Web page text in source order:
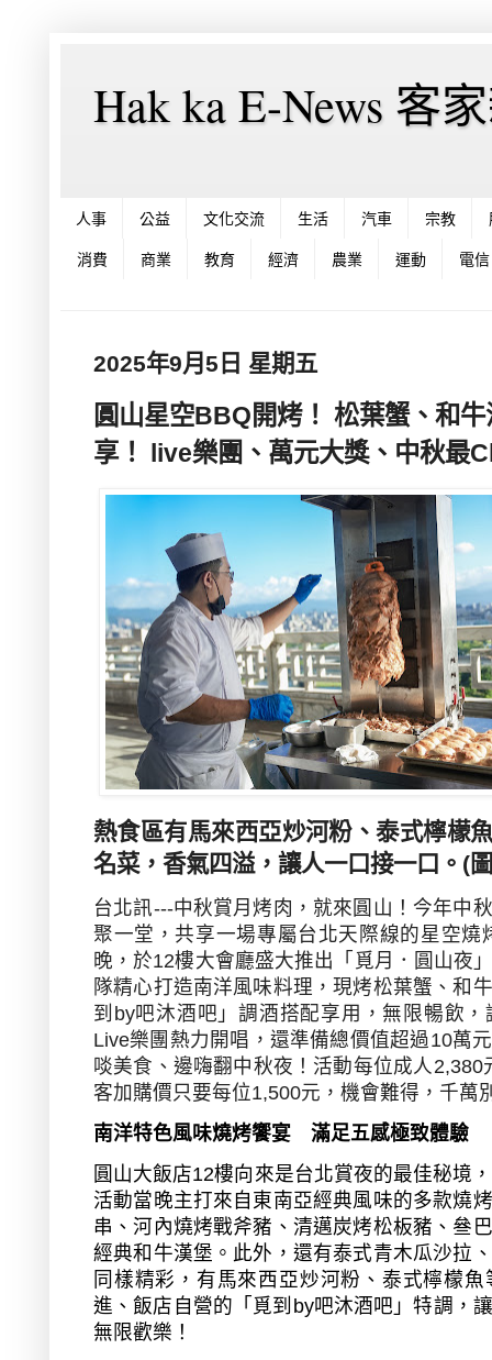
Hak ka E-News 客
人事 公益 文化交流 生活 汽車 宗教
消費 商業 教育 經濟 農業 運動 電信
2025年9月5日 星期五
圓山星空BBQ開烤！ 松葉蟹、和
享！ live樂團、萬元大獎、中秋最
熱食區有馬來西亞炒河粉、泰式檸檬
名菜，香氣四溢，讓人一口接一口。(
台北訊---中秋賞月烤肉，就來圓山！今年中
聚一堂，共享一場專屬台北天際線的星空燒
晚，於12樓大會廳盛大推出「覓月．圓山夜
隊精心打造南洋風味料理，現烤松葉蟹、和
到 by吧沐酒吧」調酒搭配享用，無限暢飲
Live樂團熱力開唱，還準備總價值超過10萬
啖美食、邊嗨翻中秋夜！活動每位成人 2,380
客加購價只要每位1,500元，機會難得，千萬
南洋特色風味燒烤饗宴 滿足五感極致體驗
圓山大飯店12樓向來是台北賞夜的最佳秘境
活動當晚主打來自東南亞經典風味的多款燒
串、河內燒烤戰斧豬、清邁炭烤松板豬、叄
經典和牛漢堡。此外，還有泰式青木瓜沙拉
同樣精彩，有馬來西亞炒河粉、泰式檸檬
進、飯店自營的「覓到 by吧沐酒吧」特調，
無限歡樂！